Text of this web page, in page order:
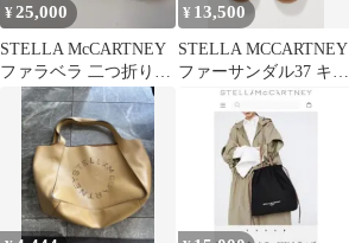
¥25,000
STELLA McCARTNEY
ファラベラ 二つ折り財
¥ 13,500
STELLA MCCARTNEY
ファーサンダル37 キャ
メル※送料込み